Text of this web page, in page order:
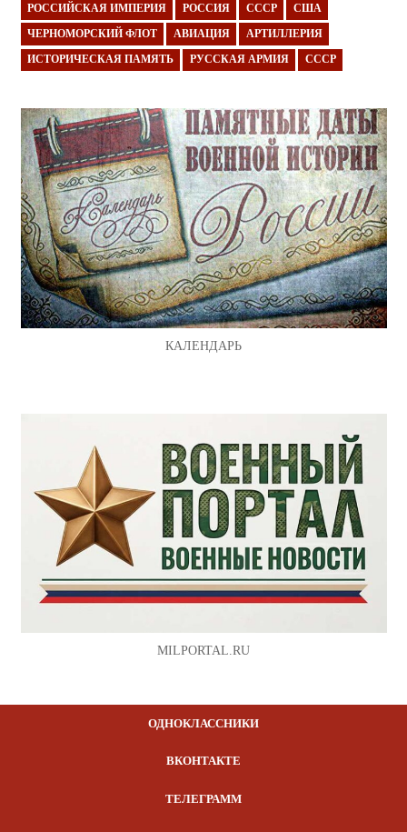
РОССИЙСКАЯ ИМПЕРИЯ РОССИЯ СССР США
ЧЕРНОМОРСКИЙ ФЛОТ АВИАЦИЯ АРТИЛЛЕРИЯ
ИСТОРИЧЕСКАЯ ПАМЯТЬ РУССКАЯ АРМИЯ СССР
КАЛЕНДАРЬ
MILPORTAL.RU
ОДНОКЛАССНИКИ
ВКОНТАКТЕ
ТЕЛЕГРАММ